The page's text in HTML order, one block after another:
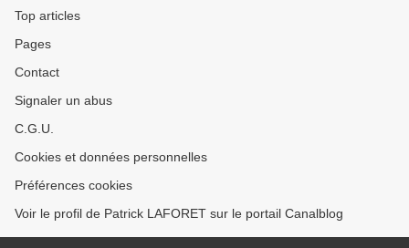
Top articles
Pages
Contact
Signaler un abus
C.G.U.
Cookies et données personnelles
Préférences cookies
Voir le profil de Patrick LAFORET sur le portail Canalblog